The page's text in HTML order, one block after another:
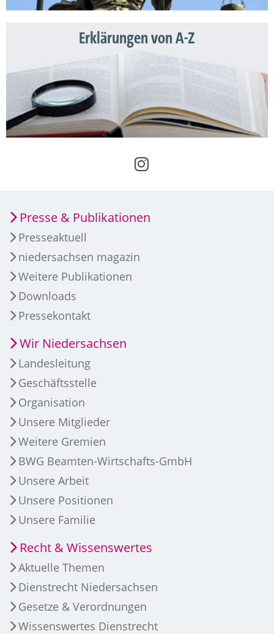
Erklärungen von A-Z
Presse & Publikationen
Presseaktuell
niedersachsen magazin
Weitere Publikationen
Downloads
Pressekontakt
Wir Niedersachsen
Landesleitung
Geschäftsstelle
Organisation
Unsere Mitglieder
Weitere Gremien
BWG Beamten-Wirtschafts-GmbH
Unsere Arbeit
Unsere Positionen
Unsere Familie
Recht & Wissenswertes
Aktuelle Themen
Dienstrecht Niedersachsen
Gesetze & Verordnungen
Wissenswertes Dienstrecht